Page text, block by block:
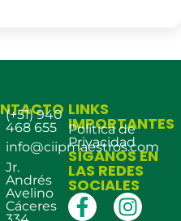
(+51) 940
468 655
info@ciipmaestros.com
Jr.
Andrés
Avelino
Cáceres
LINKS
IMPORTANTES
Política de
Privacidad
SÍGANOS EN
LAS REDES
SOCIALES